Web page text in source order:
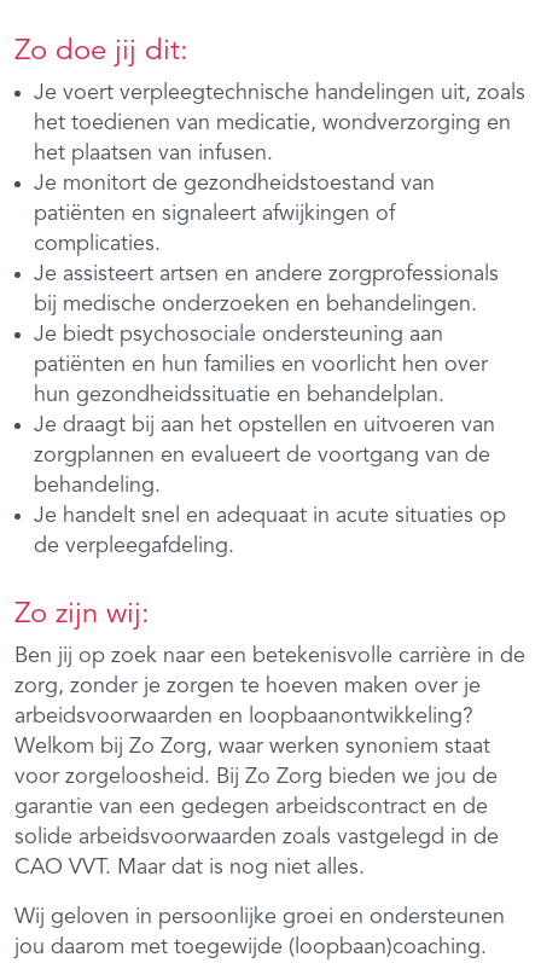
Zo doe jij dit:
Je voert verpleegtechnische handelingen uit, zoals
het toedienen van medicatie, wondverzorging en
het plaatsen van infusen.
Je monitort de gezondheidstoestand van
patiënten en signaleert afwijkingen of
complicaties.
Je assisteert artsen en andere zorgprofessionals
bij medische onderzoeken en behandelingen.
Je biedt psychosociale ondersteuning aan
patiënten en hun families en voorlicht hen over
hun gezondheidssituatie en behandelplan.
Je draagt bij aan het opstellen en uitvoeren van
zorgplannen en evalueert de voortgang van de
behandeling.
Je handelt snel en adequaat in acute situaties op
de verpleegafdeling.
Zo zijn wij:
Ben jij op zoek naar een betekenisvolle carrière in de
zorg, zonder je zorgen te hoeven maken over je
arbeidsvoorwaarden en loopbaanontwikkeling?
Welkom bij Zo Zorg, waar werken synoniem staat
voor zorgeloosheid. Bij Zo Zorg bieden we jou de
garantie van een gedegen arbeidscontract en de
solide arbeidsvoorwaarden zoals vastgelegd in de
CAO VVT. Maar dat is nog niet alles.
Wij geloven in persoonlijke groei en ondersteunen
jou daarom met toegewijde (loopbaan)coaching.